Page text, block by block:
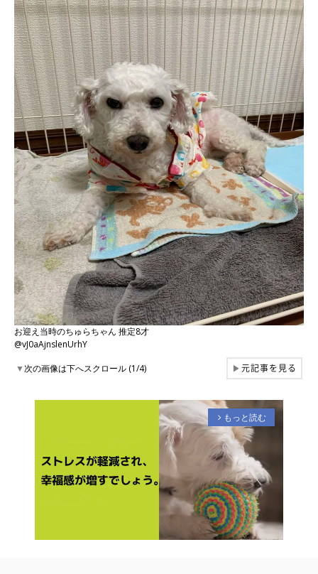
お迎え当時のちゅらちゃん 推定8才
@vJ0aAjnslenUrhY
▼次の画像は下へスクロール (1/4) ▶元記事を見る
arrow_forward_ios もっと読む